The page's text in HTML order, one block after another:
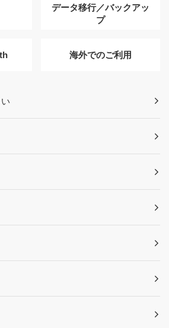
データ移行／バックアッ
プ
海外でのご利用